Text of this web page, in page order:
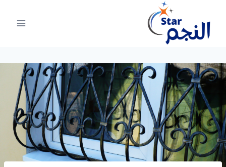
المحتوى